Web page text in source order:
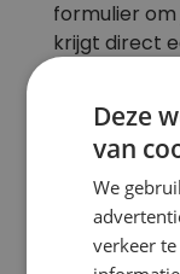
formulier
krijgt direct
Online
Je krijgt een
assessment
moment
nemen we
Deze
van
We
verkeer